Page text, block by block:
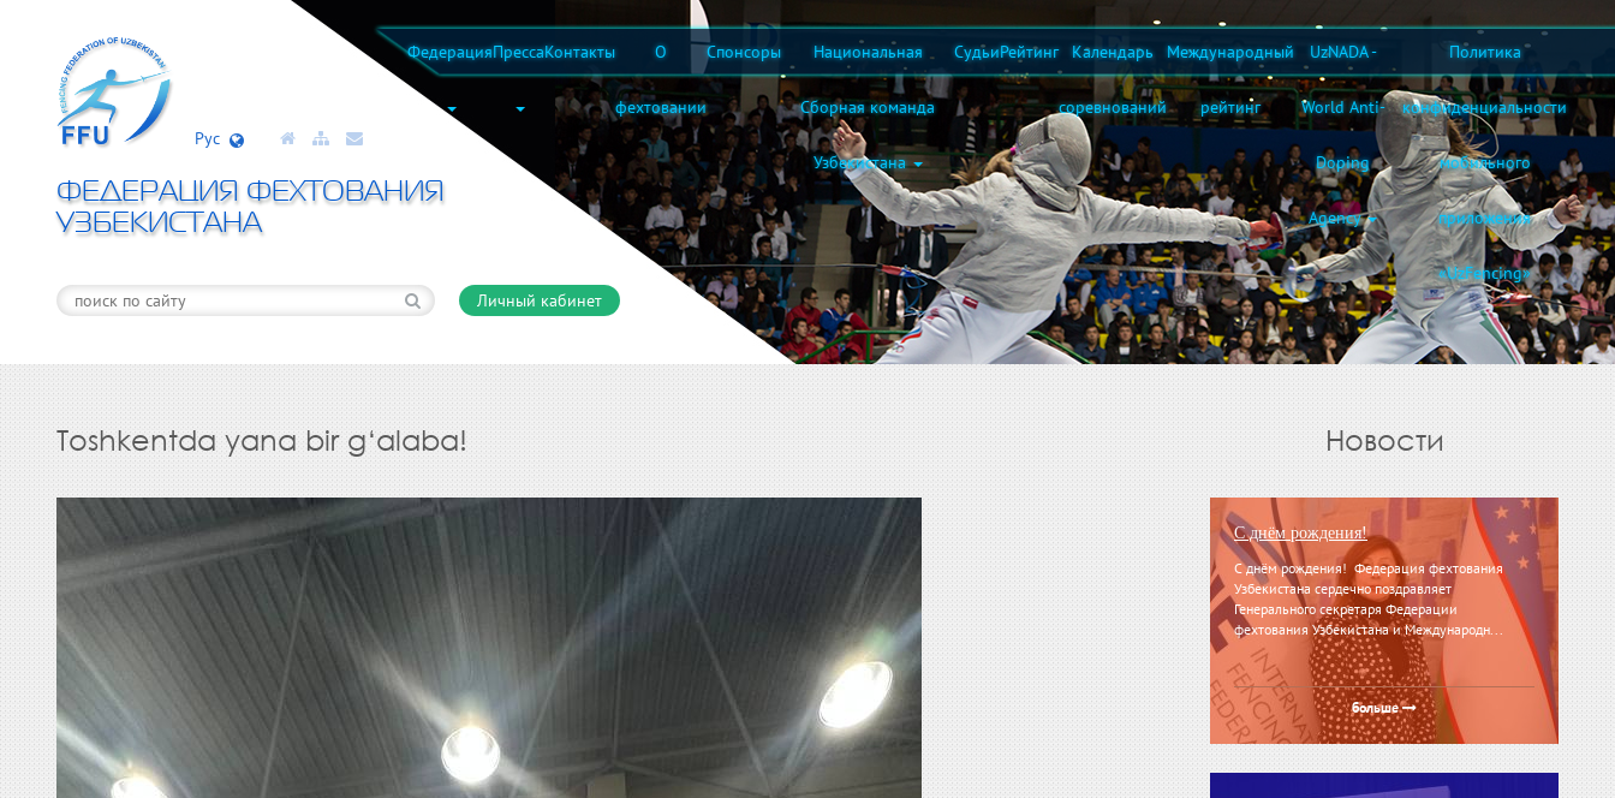
ФедерацияПрессаКонтакты О
фехтовании
Спонсоры Национальная
Сборная команда
Узбекистана
СудьиРейтинг Календарь
соревнований
Международный
рейтинг
UzNADA -
World Anti-
Doping
Agency
Политика
конфиденциальности
мобильного
приложения
«UzFencing»
Рус
ФЕДЕРАЦИЯ ФЕХТОВАНИЯ
УЗБЕКИСТАНА
Личный кабинет
Toshkentda yana bir g‘alaba! Новости
С днём рождения!
С днём рождения! Федерация фехтования
Узбекистана сердечно поздравляет
Генерального секретаря Федерации
фехтования Узбекистана и Международн...
больше